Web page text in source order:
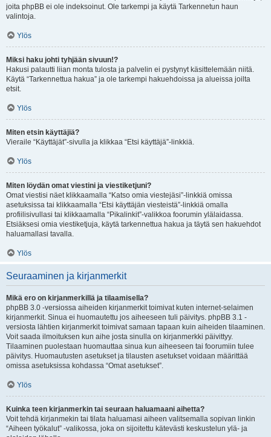
joita phpBB ei ole indeksoinut. Ole tarkempi ja käytä Tarkennetun haun
valintoja.
Ylös
Miksi haku johti tyhjään sivuun!?
Hakusi palautti liian monta tulosta ja palvelin ei pystynyt käsittelemään niitä.
Käytä “Tarkennettua hakua” ja ole tarkempi hakuehdoissa ja alueissa joilta
etsit.
Ylös
Miten etsin käyttäjiä?
Vieraile “Käyttäjät”-sivulla ja klikkaa “Etsi käyttäjä”-linkkiä.
Ylös
Miten löydän omat viestini ja viestiketjuni?
Omat viestisi näet klikkaamalla “Katso omia viestejäsi”-linkkiä omissa
asetuksissa tai klikkaamalla “Etsi käyttäjän viesteistä”-linkkiä omalla
profiilisivullasi tai klikkaamalla “Pikalinkit”-valikkoa foorumin ylälaidassa.
Etsiäksesi omia viestiketjuja, käytä tarkennettua hakua ja täytä sen hakuehdot
haluamallasi tavalla.
Ylös
Seuraaminen ja kirjanmerkit
Mikä ero on kirjanmerkillä ja tilaamisella?
phpBB 3.0 -versiossa aiheiden kirjanmerkit toimivat kuten internet-selaimen
kirjanmerkit. Sinua ei huomautettu jos aiheeseen tuli päivitys. phpBB 3.1 -
versiosta lähtien kirjanmerkit toimivat samaan tapaan kuin aiheiden tilaaminen.
Voit saada ilmoituksen kun aihe josta sinulla on kirjanmerkki päivittyy.
Tilaaminen puolestaan huomauttaa sinua kun aiheeseen tai foorumiin tulee
päivitys. Huomautusten asetukset ja tilausten asetukset voidaan määrittää
omissa asetuksissa kohdassa “Omat asetukset”.
Ylös
Kuinka teen kirjanmerkin tai seuraan haluamaani aihetta?
Voit tehdä kirjanmekin tai tilata haluamasi aiheen valitsemalla sopivan linkin
“Aiheen työkalut” -valikossa, joka on sijoitettu kätevästi keskustelun ylä- ja